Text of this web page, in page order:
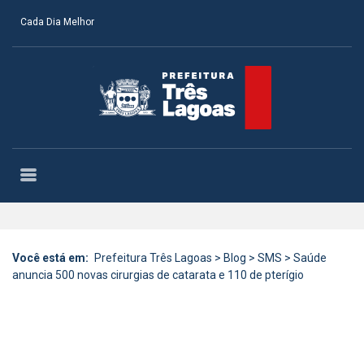
Cada Dia Melhor
Você está em: Prefeitura Três Lagoas > Blog > SMS > Saúde
anuncia 500 novas cirurgias de catarata e 110 de pterígio